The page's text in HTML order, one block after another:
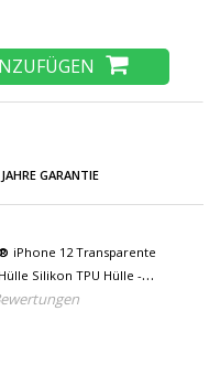
GARANTIE
iPhone 12 Transparente
Silikon TPU Hülle -